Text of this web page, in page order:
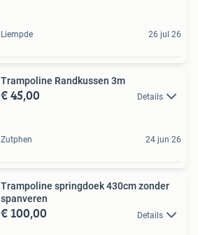
Liempde 26 jul 26
Trampoline Randkussen 3m
€ 45,00 Details
Zutphen 24 jun 26
Trampoline springdoek 430cm zonder
spanveren
€ 100,00 Details